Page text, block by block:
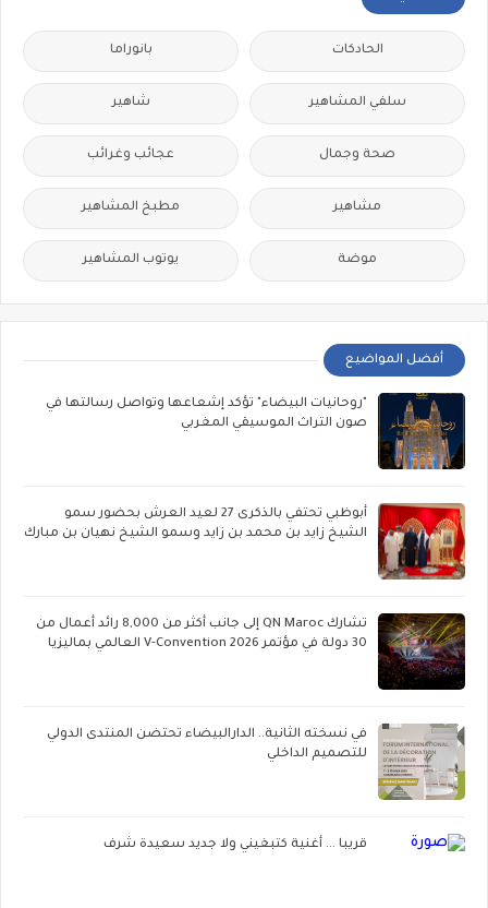
الحادكات بانوراما
سلفي المشاهير شاهير
صحة وجمال عجائب وغرائب
مشاهير مطبخ المشاهير
موضة يوتوب المشاهير
أفضل المواضيع
"روحانيات البيضاء" تؤكد إشعاعها وتواصل رسالتها في
صون التراث الموسيقي المغربي
أبوظبي تحتفي بالذكرى 27 لعيد العرش بحضور سمو
الشيخ زايد بن محمد بن زايد وسمو الشيخ نهيان بن مبارك
تشارك QN Maroc إلى جانب أكثر من 8,000 رائد أعمال من
30 دولة في مؤتمر V-Convention 2026 العالمي بماليزيا
في نسخته الثانية.. الدارالبيضاء تحتضن المنتدى الدولي
للتصميم الداخلي
قريبا ... أغنية كتبغيني ولا جديد سعيدة شرف